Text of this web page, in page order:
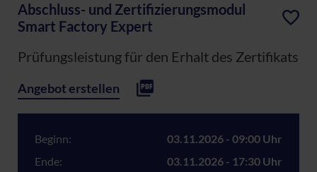
Abschluss- und Zertifizierungsmodul
Smart Factory Expert
Prüfungsleistung für den Erhalt des Zertifikats
Angebot erstellen
Beginn:
03.11.2026 - 09:00 Uhr
Ende:
03.11.2026 - 17:30 Uhr